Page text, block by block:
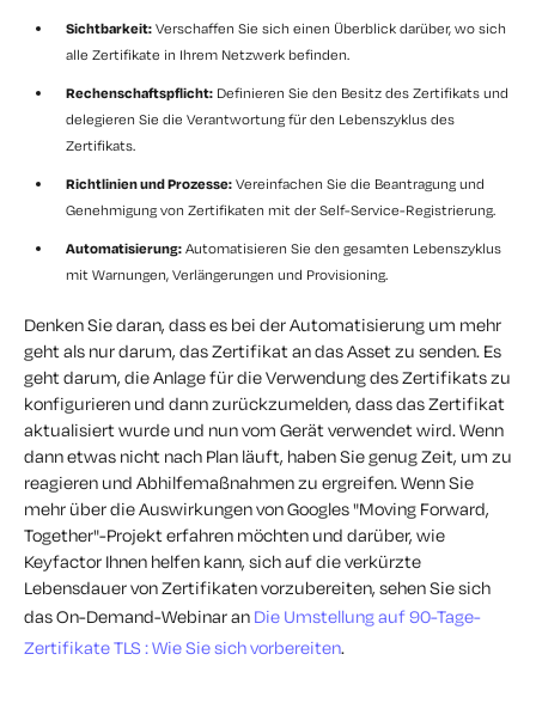
Sichtbarkeit: Verschaffen Sie sich einen Überblick darüber, wo sich
alle Zertifikate in Ihrem Netzwerk befinden.
Rechenschaftspflicht: Definieren Sie den Besitz des Zertifikats und
delegieren Sie die Verantwortung für den Lebenszyklus des
Zertifikats.
Richtlinien und Prozesse: Vereinfachen Sie die Beantragung und
Genehmigung von Zertifikaten mit der Self-Service-Registrierung.
Automatisierung: Automatisieren Sie den gesamten Lebenszyklus
mit Warnungen, Verlängerungen und Provisioning.
Denken Sie daran, dass es bei der Automatisierung um mehr
geht als nur darum, das Zertifikat an das Asset zu senden. Es
geht darum, die Anlage für die Verwendung des Zertifikats zu
konfigurieren und dann zurückzumelden, dass das Zertifikat
aktualisiert wurde und nun vom Gerät verwendet wird. Wenn
dann etwas nicht nach Plan läuft, haben Sie genug Zeit, um zu
reagieren und Abhilfemaßnahmen zu ergreifen.Wenn Sie
mehr über die Auswirkungen von Googles "Moving Forward,
Together"-Projekt erfahren möchten und darüber, wie
Keyfactor Ihnen helfen kann, sich auf die verkürzte
Lebensdauer von Zertifikaten vorzubereiten, sehen Sie sich
das On-Demand-Webinar an Die Umstellung auf 90-Tage-
Zertifikate TLS : Wie Sie sich vorbereiten.